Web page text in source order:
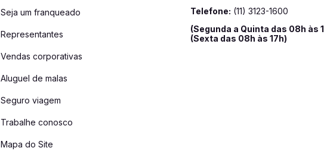
Seja um franqueado
Representantes
Vendas corporativas
Aluguel de malas
Seguro viagem
Trabalhe conosco
Mapa do Site
Telefone: (11) 3123-1600
(Segunda a Quinta das 08h às
(Sexta das 08h às 17h)